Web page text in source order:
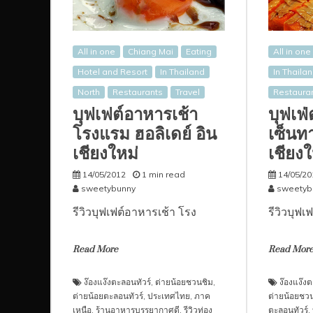
All in one Chiang Mai
Eating
Hotel and Resort
In Thailand
North
Restaurants Travel
บุฟเฟต์อาหารเช้า
โรงแรม ฮอลิเดย์ อิน
เชียงใหม่
14/05/2012
1 min read
sweetybunny
รีวิวบุฟเฟต์อาหารเช้า โรง
Read More
ง๊องแง๊งตะลอนทัวร์, ต่ายน้อยชวนชิม,
ต่ายน้อยตะลอนทัวร์, ประเทศไทย, ภาค
เหนือ, ร้านอาหารบรรยากาศดี,รีวิวท่อง
All in one
In
บุฟเ
เซ็นท
เชียง
14/05/
รีวิวบุฟเ
Read More
ง๊องแง๊ง
ต่ายน้อยช
ตะลอนทัวร์,